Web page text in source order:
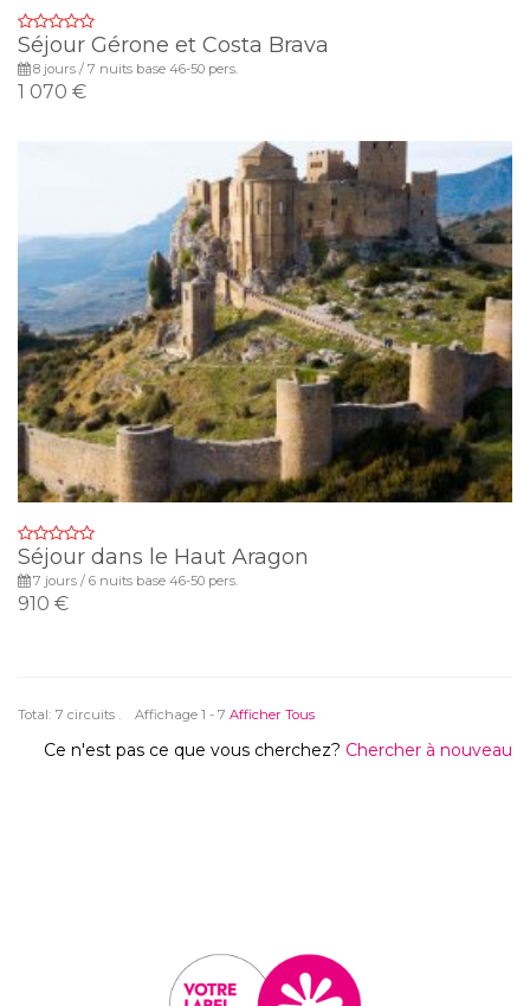
Séjour Gérone et Costa Brava
8 jours / 7 nuits base 46-50 pers.
1 070 €
Séjour dans le Haut Aragon
7 jours / 6 nuits base 46-50 pers.
910 €
Total: 7 circuits . Affichage 1 - 7 Afficher Tous
Ce n'est pas ce que vous cherchez? Chercher à nouveau